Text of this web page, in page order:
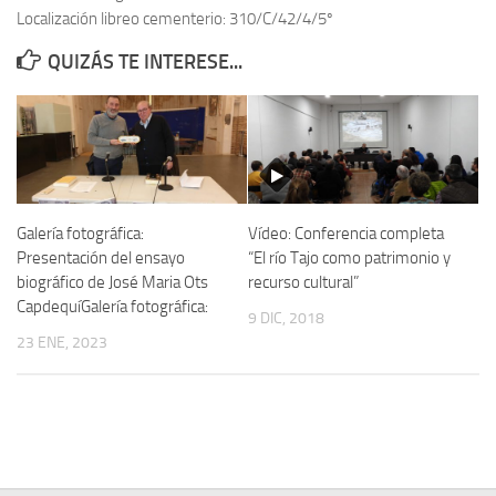
Memoria Histórica
Investigación previa de la represión en Talavera de la Reina (1937-
1947).
Informe Represión en Toledo 1936-1947 | Buscador
Informe de la fosa de abril de 1939 de Tembleque
Enciclopedia Republicana
Militantes históricos IR
Personajes republicanos
Localización libreo cementerio: 310/C/42/4/5º
QUIZÁS TE INTERESE...
Galería fotográfica:
Presentación del ensayo
biográfico de José Maria Ots
CapdequíGalería fotográfica:
23 ENE, 2023
Vídeo: Conferencia completa
“El río Tajo como patrimonio y
recurso cultural”
9 DIC, 2018